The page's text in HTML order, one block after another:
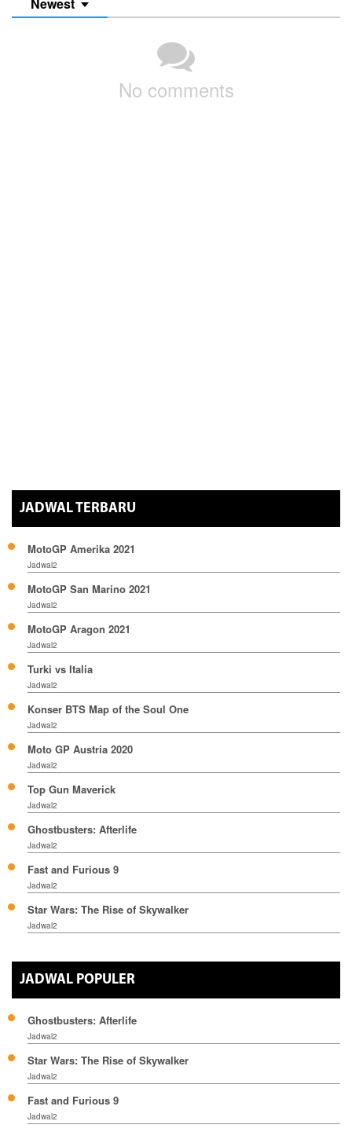
No comments
JADWAL TERBARU
MotoGP Amerika 2021
Jadwal2
MotoGP San Marino 2021
Jadwal2
MotoGP Aragon 2021
Jadwal2
Turki vs Italia
Jadwal2
Konser BTS Map of the Soul One
Jadwal2
Moto GP Austria 2020
Jadwal2
Top Gun Maverick
Jadwal2
Ghostbusters: Afterlife
Jadwal2
Fast and Furious 9
Jadwal2
Star Wars: The Rise of Skywalker
Jadwal2
JADWAL POPULER
Ghostbusters: Afterlife
Jadwal2
Star Wars: The Rise of Skywalker
Jadwal2
Fast and Furious 9
Jadwal2